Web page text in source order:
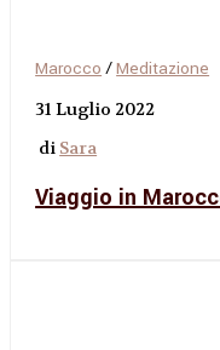
Marocco /Meditazione
31 Luglio 2022
di Sara
Viaggio in